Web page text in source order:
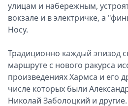
улицам и набережным,
вокзале и в электричке, а
Носу.
Традиционно каждый эпизод
маршруте с нового ракурса
произведениях Хармса и его
числе которых были
Николай Заболоцкий и